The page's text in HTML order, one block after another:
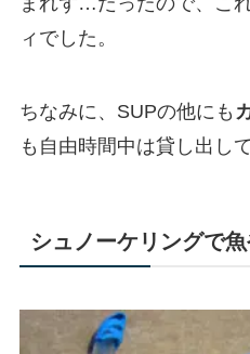
ィでした。
ちなみに、SUPの他にも
も自由時間中は貸し出し
シュノーケリングで